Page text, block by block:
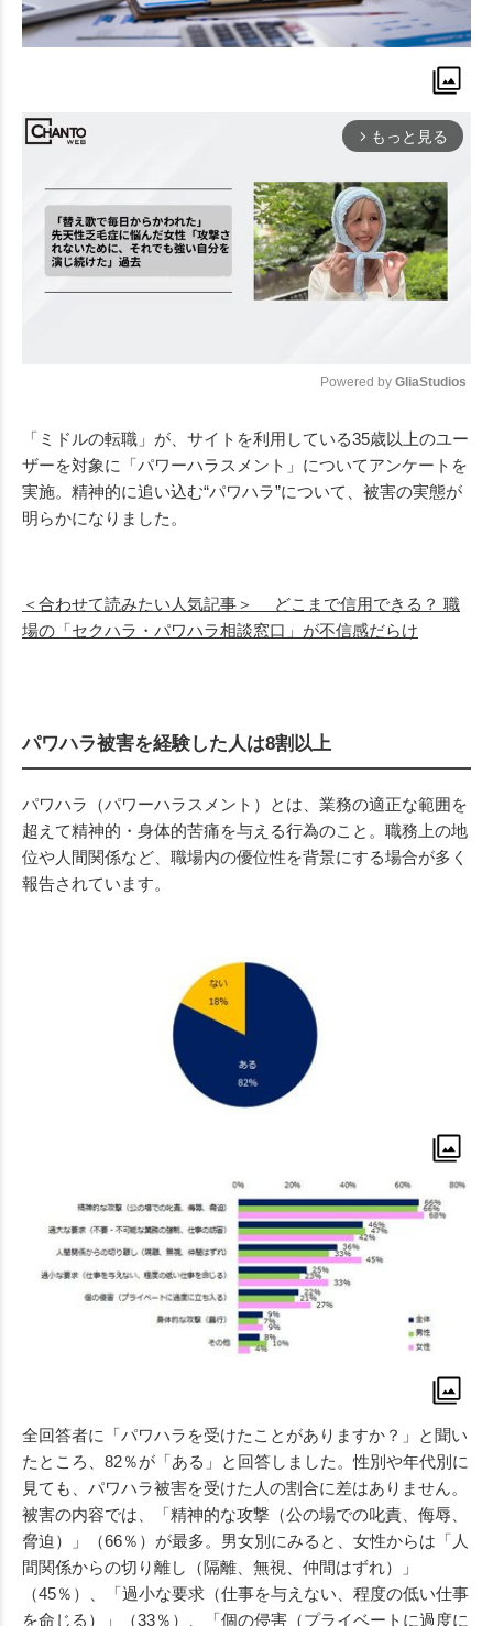
arrow_forward_ios もっと見る
Powered by GliaStudios
「ミドルの転職」が、サイトを利用している35歳以上のユー
ザーを対象に「パワーハラスメント」についてアンケートを
実施。精神的に追い込む“パワハラ”について、被害の実態が
明らかになりました。
＜合わせて読みたい人気記事＞
どこまで信用できる？ 職
場の「セクハラ・パワハラ相談窓口」が不信感だらけ
パワハラ被害を経験した人は8割以上
パワハラ（パワーハラスメント）とは、業務の適正な範囲を
超えて精神的・身体的苦痛を与える行為のこと。職務上の地
位や人間関係など、職場内の優位性を背景にする場合が多く
報告されています。
全回答者に「パワハラを受けたことがありますか？」と聞い
たところ、82％が「ある」と回答しました。性別や年代別に
見ても、パワハラ被害を受けた人の割合に差はありません。
被害の内容では、「精神的な攻撃（公の場での叱責、侮辱、
脅迫）」（66％）が最多。男女別にみると、女性からは「人
間関係からの切り離し（隔離、無視、仲間はずれ）」
（45％）、「過小な要求（仕事を与えない、程度の低い仕事
を命じる）」（33％）、「個の侵害（プライベートに過度に